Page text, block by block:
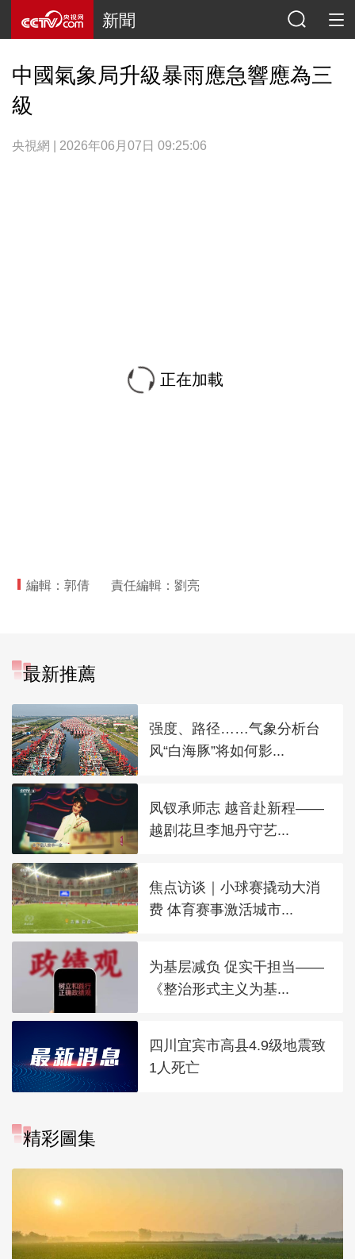
新聞
中國氣象局升級暴雨應急響應為三
級
央視網 | 2026年06月07日 09:25:06
正在加載
編輯：郭倩 責任編輯：劉亮
最新推薦
强度、路径……气象分析台
风“白海豚”将如何影...
凤钗承师志 越音赴新程——
越剧花旦李旭丹守艺...
焦点访谈｜小球赛撬动大消
费 体育赛事激活城市...
为基层减负 促实干担当——
《整治形式主义为基...
四川宜宾市高县4.9级地震致
1人死亡
精彩圖集